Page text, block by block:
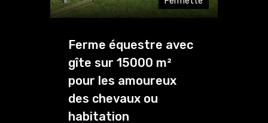
Ferme équestre avec
gîte sur 15000 m²
pour les amoureux
des chevaux ou
habitation